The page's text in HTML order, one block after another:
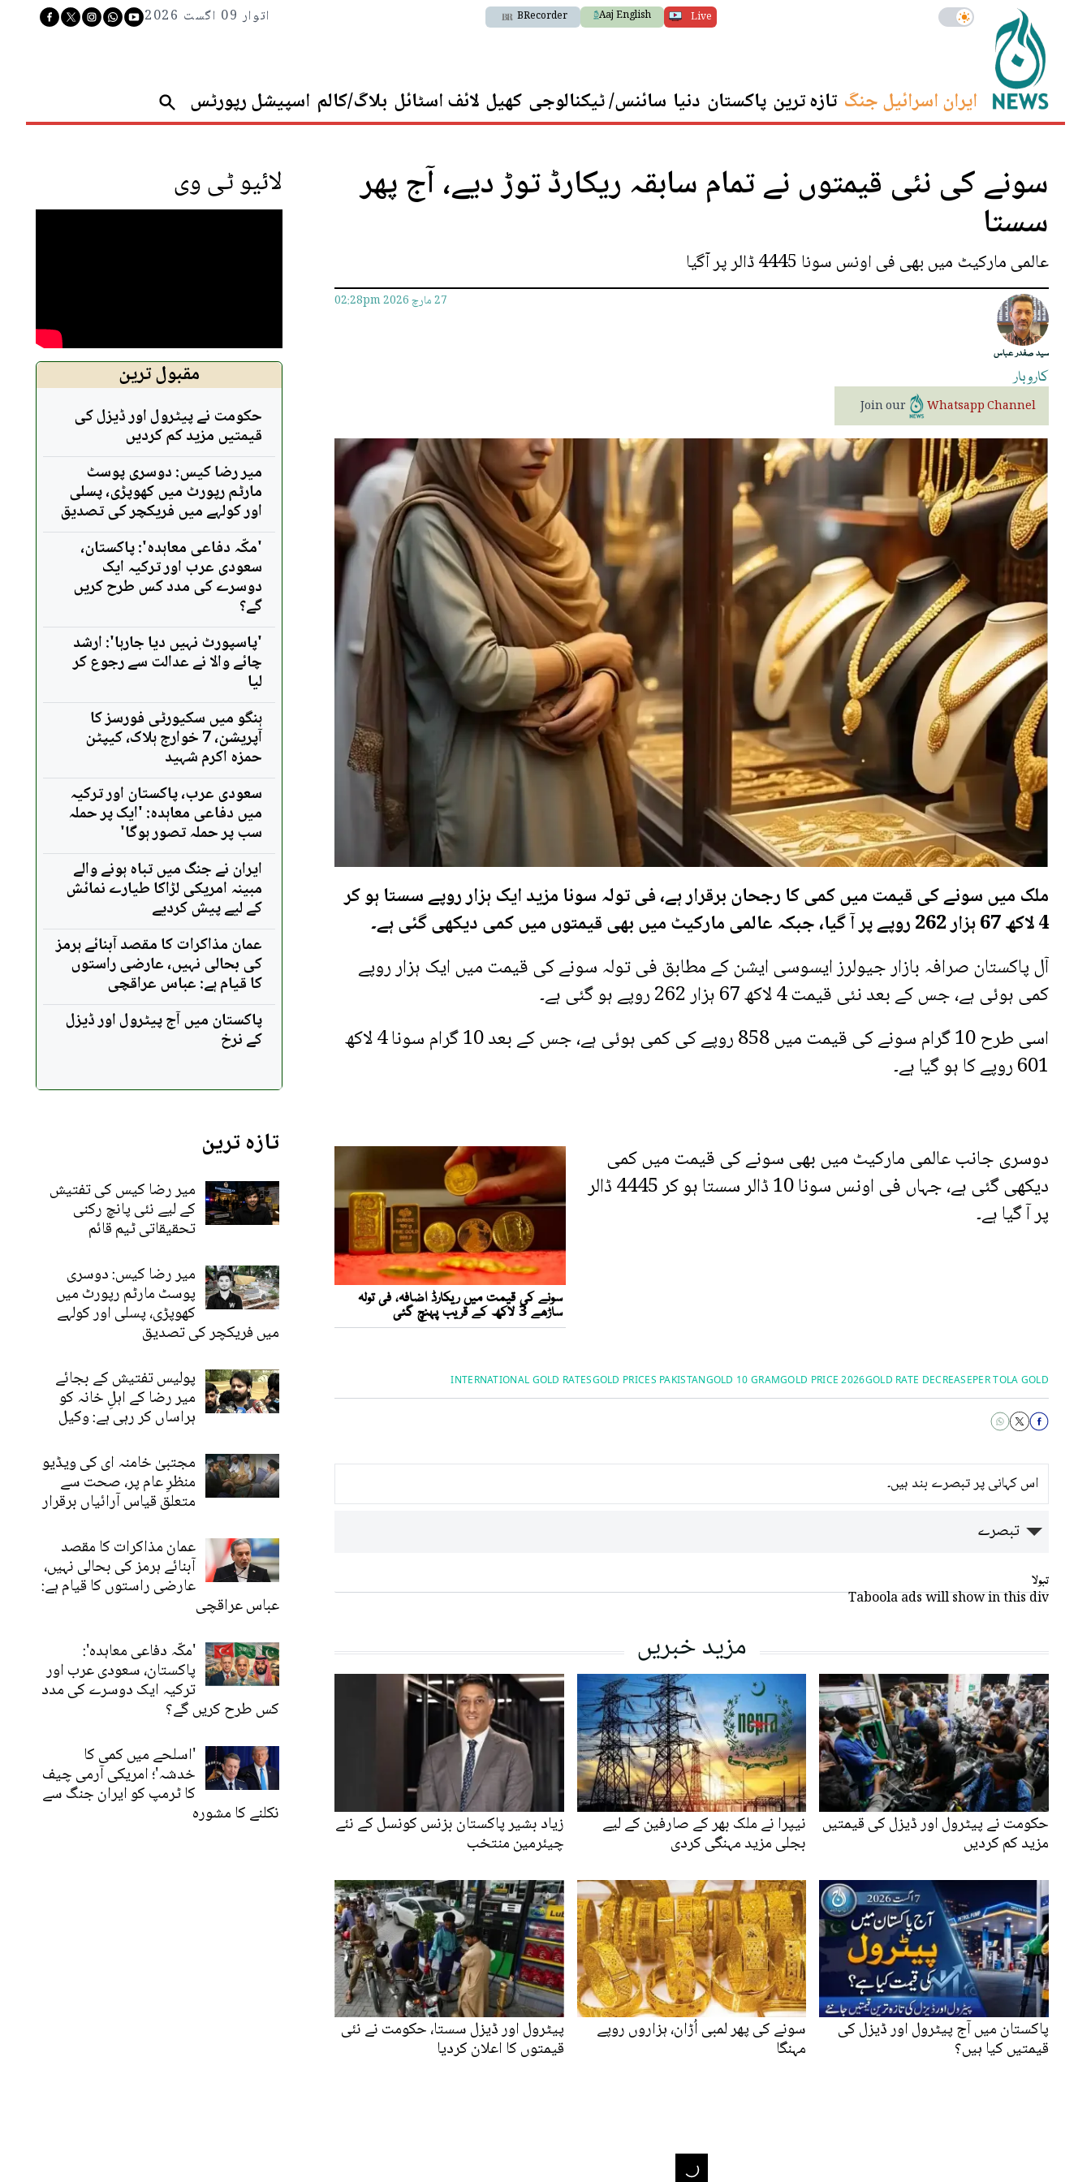
Live
Aaj English
BRecorder اتوار 09 اگست 2026
ایران اسرائیل جنگ تازہ ترین پاکستان دنیا سائنس/ ٹیکنالوجی کھیل لائف اسٹائل بلاگ/کالم اسپیشل رپورٹس
سونے کی نئی قیمتوں نے تمام سابقہ ریکارڈ توڑ دیے، آج پھر
سستا
عالمی مارکیٹ میں بھی فی اونس سونا 4445 ڈالر پر آگیا
سید صفدر عباس
27 مارچ 2026 02:28pm
کاروبار
Join our Whatsapp Channel
ملک میں سونے کی قیمت میں کمی کا رجحان برقرار ہے، فی تولہ سونا مزید ایک ہزار روپے سستا ہو کر
4 لاکھ 67 ہزار 262 روپے پر آ گیا، جبکہ عالمی مارکیٹ میں بھی قیمتوں میں کمی دیکھی گئی ہے۔
آل پاکستان صرافہ بازار جیولرز ایسوسی ایشن کے مطابق فی تولہ سونے کی قیمت میں ایک ہزار روپے
کمی ہوئی ہے، جس کے بعد نئی قیمت 4 لاکھ 67 ہزار 262 روپے ہو گئی ہے۔
اسی طرح 10 گرام سونے کی قیمت میں 858 روپے کی کمی ہوئی ہے، جس کے بعد 10 گرام سونا 4 لاکھ
601 روپے کا ہو گیا ہے۔
دوسری جانب عالمی مارکیٹ میں بھی سونے کی قیمت میں کمی
دیکھی گئی ہے، جہاں فی اونس سونا 10 ڈالر سستا ہو کر 4445 ڈالر
پر آ گیا ہے۔
PER TOLA GOLD
GOLD RATE DECREASE
GOLD PRICE 2026
GOLD 10 GRAM
GOLD PRICES PAKISTAN
INTERNATIONAL GOLD RATES
اس کہانی پر تبصرے بند ہیں۔
تبصرے
تبولا
Taboola ads will show in this div
مزید خبریں
حکومت نے پیٹرول اور ڈیزل کی قیمتیں
مزید کم کردیں
نیپرا نے ملک بھر کے صارفین کے لیے
بجلی مزید مہنگی کردی
زیاد بشیر پاکستان بزنس کونسل کے نئے
چیئرمین منتخب
پاکستان میں آج پیٹرول اور ڈیزل کی
قیمتیں کیا ہیں؟
سونے کی پھر لمبی اُڑان، ہزاروں روپے
مہنگا
پیٹرول اور ڈیزل سستا، حکومت نے نئی
قیمتوں کا اعلان کردیا
لائیو ٹی وی
مقبول ترین
حکومت نے پیٹرول اور ڈیزل کی
قیمتیں مزید کم کردیں
میر رضا کیس: دوسری پوسٹ
مارٹم رپورٹ میں کھوپڑی، پسلی
اور کولہے میں فریکچر کی تصدیق
'مکّہ دفاعی معاہدہ': پاکستان،
سعودی عرب اور ترکیہ ایک
دوسرے کی مدد کس طرح کریں
گے؟
'پاسپورٹ نہیں دیا جارہا': ارشد
چائے والا نے عدالت سے رجوع کر
لیا
ہنگو میں سکیورٹی فورسز کا
آپریشن، 7 خوارج ہلاک، کیپٹن
حمزہ اکرم شہید
سعودی عرب، پاکستان اور ترکیہ
میں دفاعی معاہدہ: 'ایک پر حملہ
سب پر حملہ تصور ہوگا'
ایران نے جنگ میں تباہ ہونے والے
مبینہ امریکی لڑاکا طیارے نمائش
کے لیے پیش کردیے
عمان مذاکرات کا مقصد آبنائے ہرمز
کی بحالی نہیں، عارضی راستوں
کا قیام ہے: عباس عراقچی
پاکستان میں آج پیٹرول اور ڈیزل
کے نرخ
تازہ ترین
میر رضا کیس کی تفتیش
کے لیے نئی پانچ رکنی
تحقیقاتی ٹیم قائم
میر رضا کیس: دوسری
پوسٹ مارٹم رپورٹ میں
کھوپڑی، پسلی اور کولہے
میں فریکچر کی تصدیق
پولیس تفتیش کے بجائے
میر رضا کے اہلِ خانہ کو
ہراساں کر رہی ہے: وکیل
مجتبیٰ خامنہ ای کی ویڈیو
منظرِ عام پر، صحت سے
متعلق قیاس آرائیاں برقرار
عمان مذاکرات کا مقصد
آبنائے ہرمز کی بحالی نہیں،
عارضی راستوں کا قیام ہے:
عباس عراقچی
'مکّہ دفاعی معاہدہ':
پاکستان، سعودی عرب اور
ترکیہ ایک دوسرے کی مدد
کس طرح کریں گے؟
'اسلحے میں کمی کا
خدشہ'؛ امریکی آرمی چیف
کا ٹرمپ کو ایران جنگ سے
نکلنے کا مشورہ